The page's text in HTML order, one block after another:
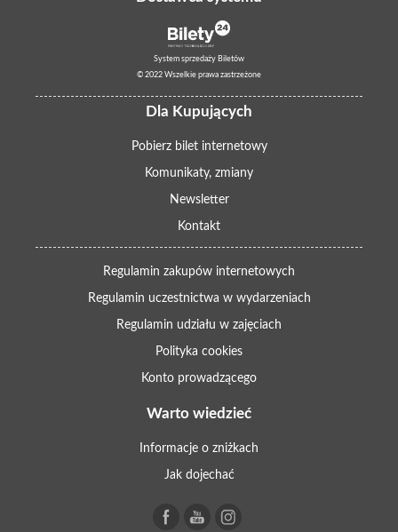
System sprzedaży Biletów
© 2022 Wszelkie prawa zastrzeżone
Dla Kupujących
Pobierz bilet internetowy
Komunikaty, zmiany
Newsletter
Kontakt
Regulamin zakupów internetowych
Regulamin uczestnictwa w wydarzeniach
Regulamin udziału w zajęciach
Polityka cookies
Konto prowadzącego
Warto wiedzieć
Informacje o zniżkach
Jak dojechać